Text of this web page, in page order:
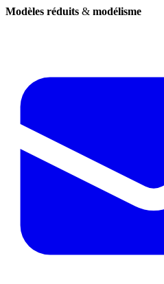
Modèles réduits & modélisme